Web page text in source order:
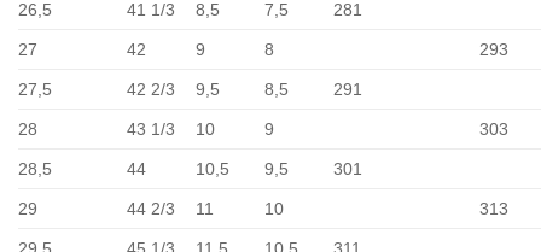
26,5 41 1/3 8,5 7,5 281
27 42 9 8 293
27,5 42 2/3 9,5 8,5 291
28 43 1/3 10 9 303
28,5 44 10,5 9,5 301
29 44 2/3 11 10 313